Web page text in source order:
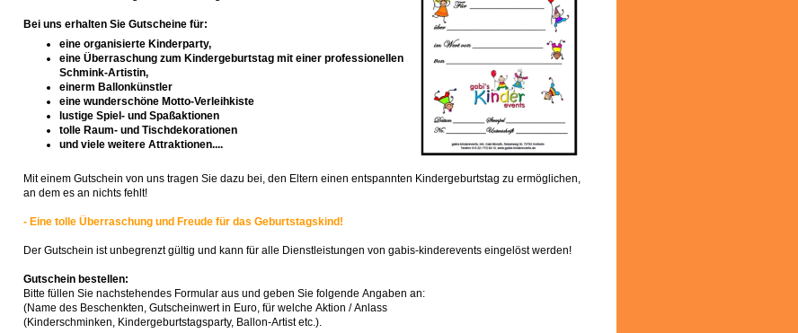
Bei uns erhalten Sie Gutscheine für:
eine organisierte Kinderparty,
eine Überraschung zum Kindergeburtstag mit einer professionellen
Schmink-Artistin,
einerm Ballonkünstler
eine wunderschöne Motto-Verleihkiste
lustige Spiel- und Spaßaktionen
tolle Raum- und Tischdekorationen
und viele weitere Attraktionen....
Mit einem Gutschein von uns tragen Sie dazu bei, den Eltern einen entspannten Kindergeburtstag zu ermöglichen,
an dem es an nichts fehlt!
- Eine tolle Überraschung und Freude für das Geburtstagskind!
Der Gutschein ist unbegrenzt gültig und kann für alle Dienstleistungen von gabis-kinderevents eingelöst werden!
Gutschein bestellen:
Bitte füllen Sie nachstehendes Formular aus und geben Sie folgende Angaben an:
(Name des Beschenkten, Gutscheinwert in Euro, für welche Aktion / Anlass
(Kinderschminken, Kindergeburtstagsparty, Ballon-Artist etc.).